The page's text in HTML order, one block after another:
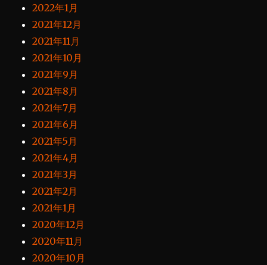
2022年1月
2021年12月
2021年11月
2021年10月
2021年9月
2021年8月
2021年7月
2021年6月
2021年5月
2021年4月
2021年3月
2021年2月
2021年1月
2020年12月
2020年11月
2020年10月